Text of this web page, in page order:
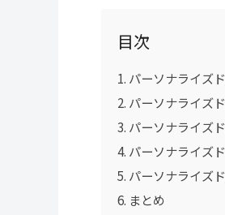
目次
パーソナライズ
パーソナライズ
パーソナライズ
パーソナライズ
パーソナライズ
まとめ